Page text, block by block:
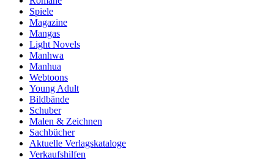
Spiele
Magazine
Mangas
Light Novels
Manhwa
Manhua
Webtoons
Young Adult
Bildbände
Schuber
Malen & Zeichnen
Sachbücher
Aktuelle Verlagskataloge
Verkaufshilfen